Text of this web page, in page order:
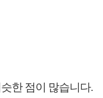
한 점이 많습니다.